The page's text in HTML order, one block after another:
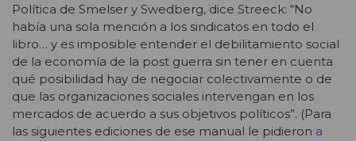
Política de Smelser y Swedberg, dice Streeck: “No
había una sola mención a los sindicatos en todo el
libro… y es imposible entender el debilitamiento social
de la economía de la post guerra sin tener en cuenta
qué posibilidad hay de negociar colectivamente o de
que las organizaciones sociales intervengan en los
mercados de acuerdo a sus objetivos políticos”. (Para
las siguientes ediciones de ese manual le pidieron a